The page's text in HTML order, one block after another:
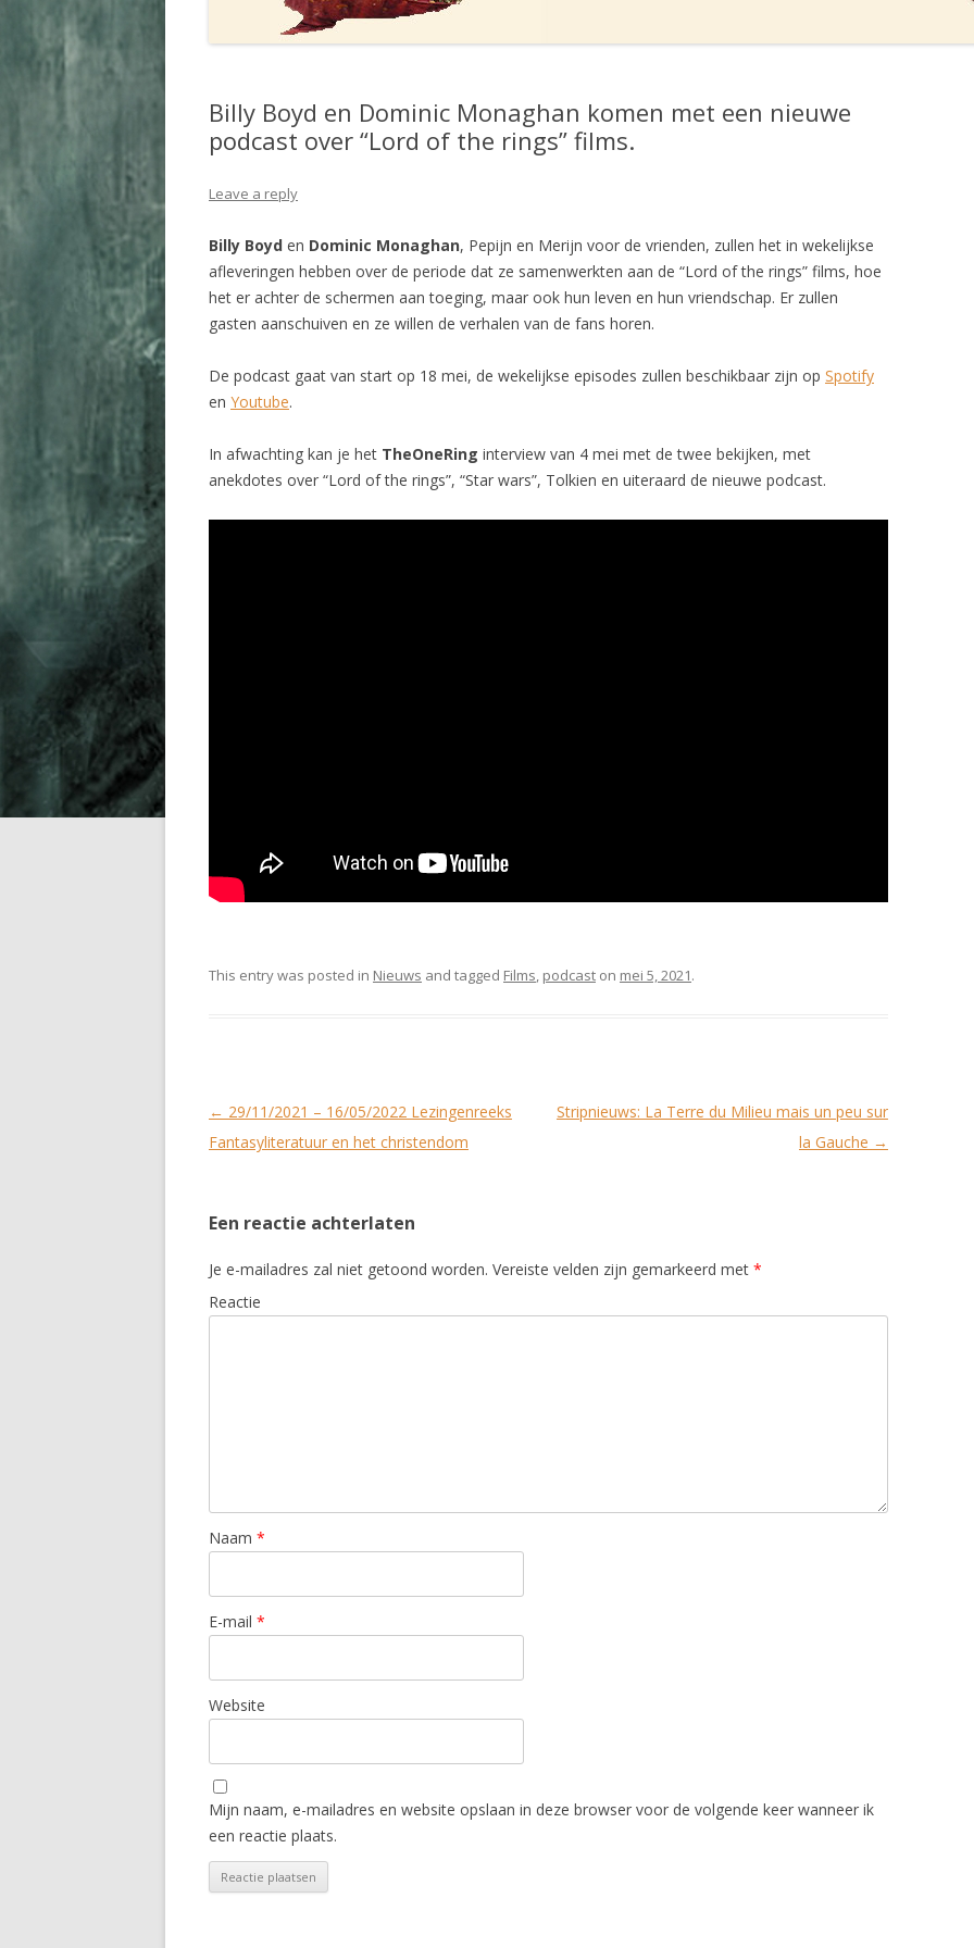
Billy Boyd en Dominic Monaghan komen met een nieuwe
podcast over “Lord of the rings” films.
Leave a reply
Billy Boyd en Dominic Monaghan, Pepijn en Merijn voor de vrienden, zullen het in wekelijkse
afleveringen hebben over de periode dat ze samenwerkten aan de “Lord of the rings” films, hoe
het er achter de schermen aan toeging, maar ook hun leven en hun vriendschap. Er zullen
gasten aanschuiven en ze willen de verhalen van de fans horen.
De podcast gaat van start op 18 mei, de wekelijkse episodes zullen beschikbaar zijn op Spotify
en Youtube.
In afwachting kan je het TheOneRing interview van 4 mei met de twee bekijken, met
anekdotes over “Lord of the rings”, “Star wars”, Tolkien en uiteraard de nieuwe podcast.
This entry was posted in Nieuws and tagged Films, podcast on mei 5, 2021.
Post
navigation
← 29/11/2021 – 16/05/2022 Lezingenreeks
Fantasyliteratuur en het christendom
Stripnieuws: La Terre du Milieu mais un peu sur
la Gauche →
Een reactie achterlaten
Je e-mailadres zal niet getoond worden. Vereiste velden zijn gemarkeerd met *
Reactie
Naam *
E-mail *
Website
Mijn naam, e-mailadres en website opslaan in deze browser voor de volgende keer wanneer ik
een reactie plaats.